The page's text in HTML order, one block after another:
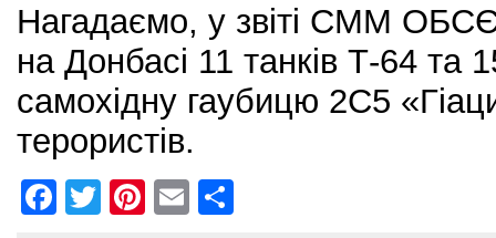
Нагадаємо, у звіті СММ ОБСЄ
на Донбасі 11 танків Т-64 та
самохідну гаубицю 2С5
терористів.
F
T
Pi E